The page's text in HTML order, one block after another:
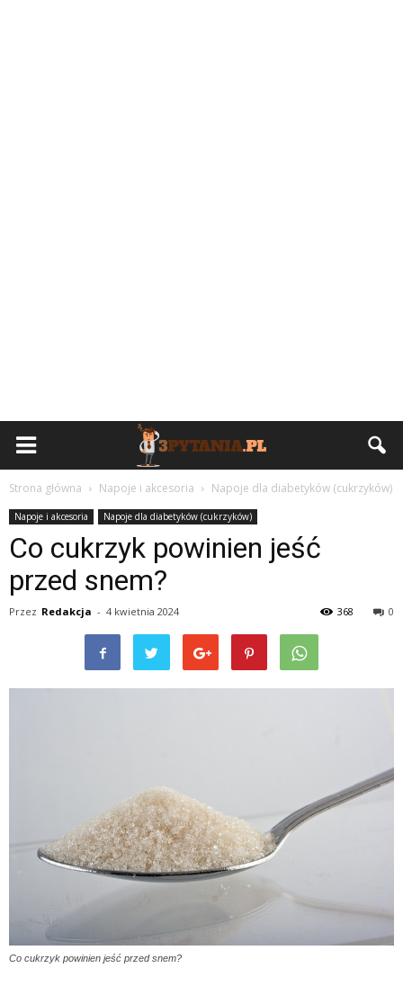
Strona główna Napoje i akcesoria Napoje dla diabetyków (cukrzyków)
Napoje i akcesoria Napoje dla diabetyków (cukrzyków)
Co cukrzyk powinien jeść
przed snem?
Przez Redakcja - 4 kwietnia 2024 0
368
Co cukrzyk powinien jeść przed snem?